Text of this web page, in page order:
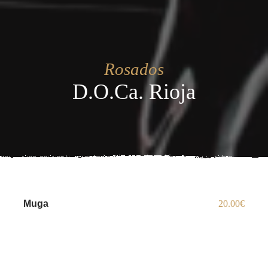
Rosados
D.O.Ca. Rioja
Muga 20.00€